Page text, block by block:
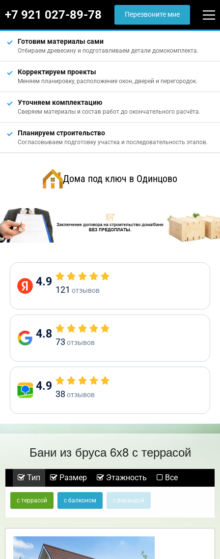
+7 921 027-89-78 Перезвоните мне
Готовим материалы сами
Отбираем древесину и подготавливаем детали домокомплекта.
Корректируем проекты
Меняем планировку, расположение окон, дверей и перегородок.
Уточняем комплектацию
Сверяем материалы и состав работ до окончательного расчёта.
Планируем строительство
Согласовываем подготовку участка и последовательность этапов.
Дома под ключ в Одинцово
4.9
121 отзывов
4.8
73 отзывов
4.9
38 отзывов
Бани из бруса 6х8 с террасой
Тип Размер Этажность Все
с террасой с балконом с верандой